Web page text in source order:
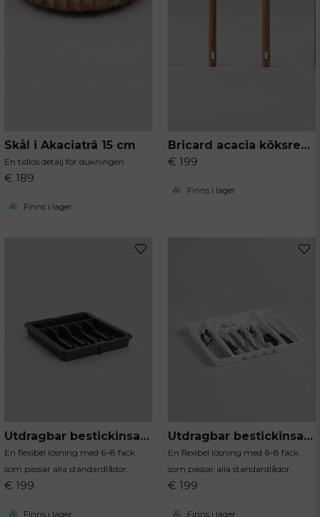
Skål i Akaciaträ 15 cm
En tidlös detalj för dukningen
€ 189
Finns i lager
Bricard acacia köksredskap 4-delar
€ 199
Finns i lager
Utdragbar bestickinsats svart
En flexibel lösning med 6–8 fack
som passar alla standardlådor.
€ 199
Finns i lager
Utdragbar bestickinsats i vit plast
En flexibel lösning med 6–8 fack
som passar alla standardlådor.
€ 199
Finns i lager